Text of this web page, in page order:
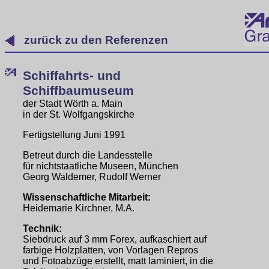
zurück zu den Referenzen
Schiffahrts- und
Schiffbaumuseum
der Stadt Wörth a. Main
in der St. Wolfgangskirche
Fertigstellung Juni 1991
Betreut durch die Landesstelle
für nichtstaatliche Museen, München
Georg Waldemer, Rudolf Werner
Wissenschaftliche Mitarbeit:
Heidemarie Kirchner, M.A.
Technik:
Siebdruck auf 3 mm Forex, aufkaschiert auf
farbige Holzplatten, von Vorlagen Repros
und Fotoabzüge erstellt, matt laminiert, in die